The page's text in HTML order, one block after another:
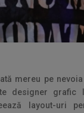
mereu pe
designer grafic
layout-uri